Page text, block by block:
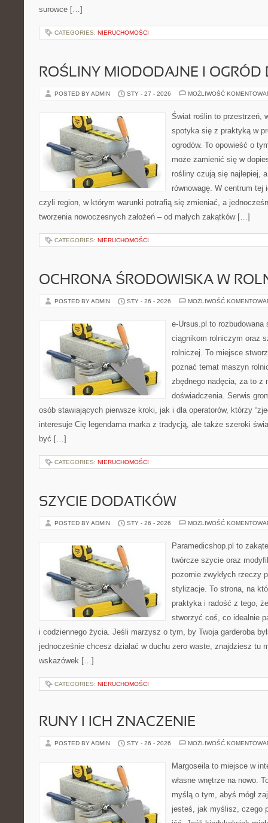
surowce […]
CATEGORIES: NIERUCHOMOŚCI
ROŚLINY MIODODAJNE I
POSTED BY ADMIN STY - 27 - 2026 MOŻLIWOŚĆ
Świat roślin to przestrzeń,
spotyka się z praktyką w
ogrodów. To opowieść o
może zamienić się w
rośliny czują się najlepiej,
równowagę. W centrum
czyli region, w którym warunki potrafią się zmieniać, a
tworzenia nowoczesnych założeń – od małych zakątków […]
CATEGORIES: NIERUCHOMOŚCI
OCHRONA ŚRODOWISKA W
POSTED BY ADMIN STY - 26 - 2026 MOŻLIWOŚĆ
e-Ursus.pl to rozbudowana
ciągnikom rolniczym oraz
rolniczej. To miejsce
poznać temat maszyn
zbędnego nadęcia, za to z
doświadczenia. Serwis
osób stawiających pierwsze kroki, jak i dla operatorów, którzy
interesuje Cię legendarna marka z tradycją, ale także szeroki
być […]
CATEGORIES: NIERUCHOMOŚCI
SZYCIE DODATKÓW
POSTED BY ADMIN STY - 26 - 2026 MOŻLIWOŚĆ
Paramedicshop.pl to
twórcze szycie oraz
pozornie zwykłych rzeczy
stylizacje. To strona, na
praktyka i radość z tego,
stworzyć coś, co idealnie
i codziennego życia. Jeśli marzysz o tym, by Twoja garderoba
jednocześnie chcesz działać w duchu zero waste, znajdziesz tu
wskazówek […]
CATEGORIES: NIERUCHOMOŚCI
RUNY I ICH ZNACZENIE
POSTED BY ADMIN STY - 26 - 2026 MOŻLIWOŚĆ
Margoseila to miejsce w
własne wnętrze na nowo.
myślą o tym, abyś mógł
jesteś, jak myślisz, czego